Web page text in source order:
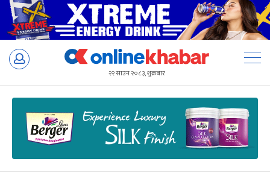
Skip
२२ साउन २०८३, शुक्रबार